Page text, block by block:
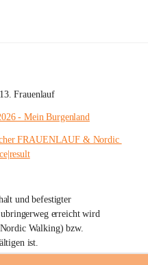
Frauenlauf
- Mein Burgenland
FRAUENLAUF & Nordic
und befestigter
erreicht wird
Walking) bzw.
ist.